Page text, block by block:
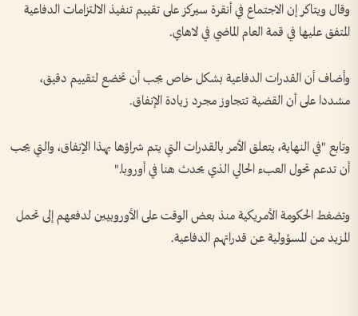
وقال ويتاكر إن الاجتماع في أنقرة سيركز على تقييم تنفيذ الالتزامات الدفاعية
المتفق عليها في قمة العام الماضي في لاهاي.
وأضاف أن القدرات الدفاعية بشكل خاص يجب أن تخضع لتقييم دقيق،
مشددا على أن القضية تتجاوز مجرد زيادة الإنفاق.
وتابع "في النهاية، يتعلق الأمر بالقدرات التي يتم شراؤها بهذا الإنفاق، والتي يجب
أن تدعم تحول العبء الحالي الذي يحدث هنا في أوروبا."
وتضغط الحكومة الأمريكية منذ بعض الوقت على الأوروبيين لدفعهم إلى تحمل
المزيد من المسؤولية عن قدراتهم الدفاعية.